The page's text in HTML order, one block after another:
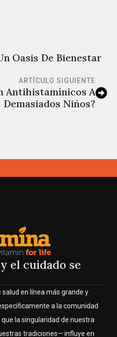
Oasis De Bienestar
ARTÍCULO SIGUIENTE
Antihistamínicos A
Demasiados Niños?
el cuidado se
salud en línea más grande y
a la comunidad
la singularidad de nuestra
tradiciones— influye en